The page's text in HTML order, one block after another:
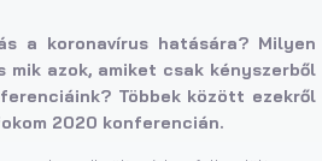
a koronavírus hatására? Milyen
azok, amiket csak kényszerből
Többek között ezekről
2020 konferencián.